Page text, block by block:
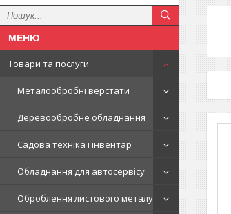
Товари та послуги
Металообробні верстати
Деревообробне обладнання
Садова техніка і інвентар
Обладнання для автосервісу
Оброблення листового металу